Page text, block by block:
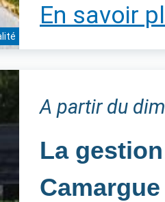
En savoir
A partir du
La